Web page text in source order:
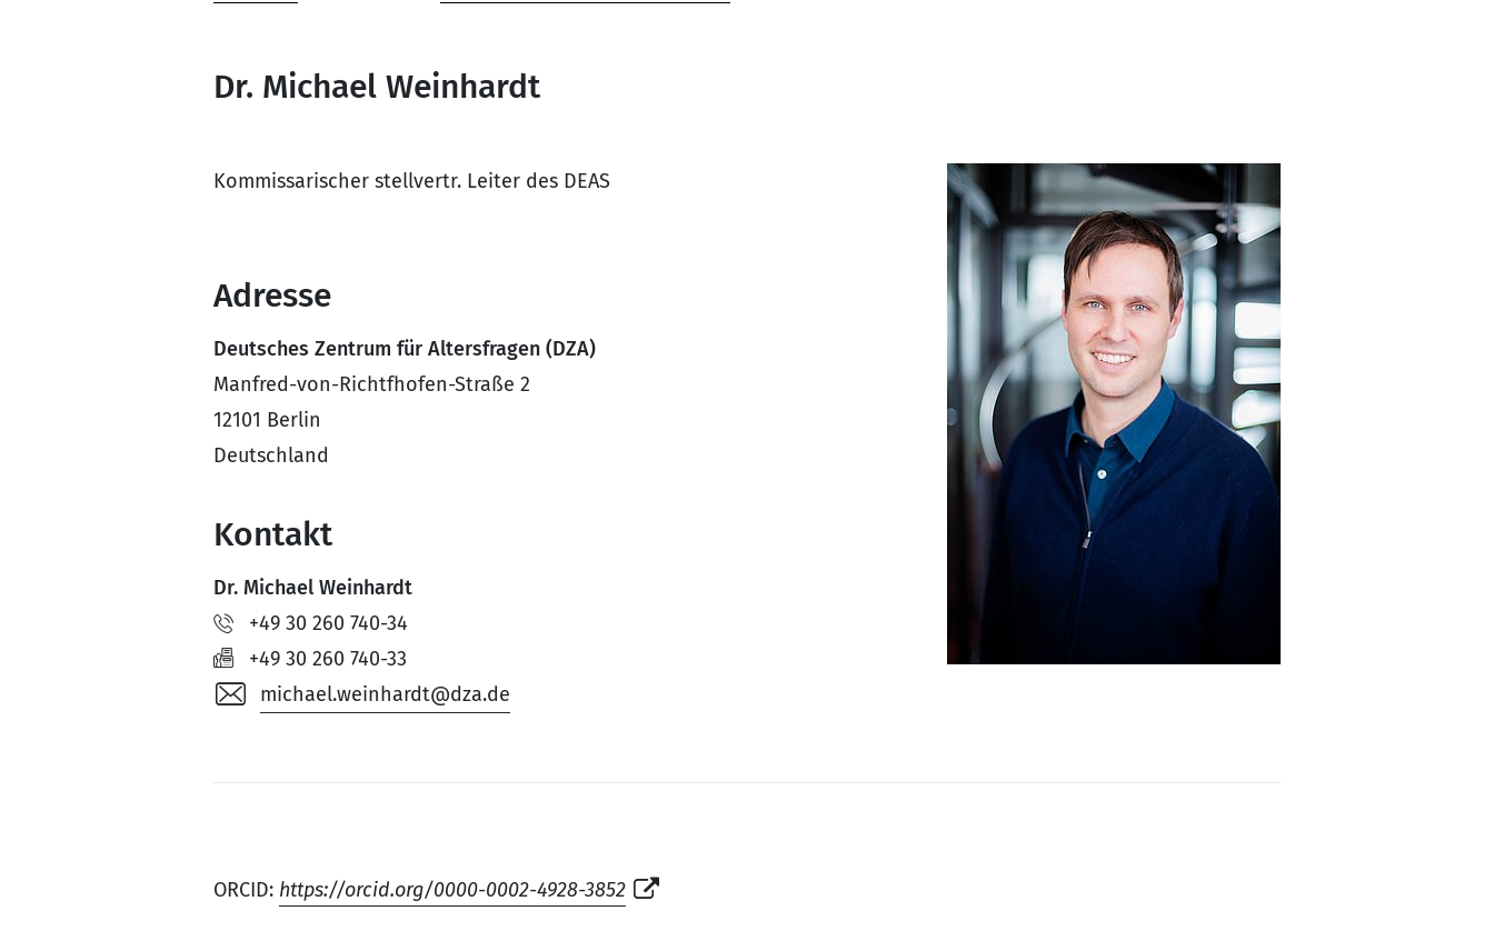
Dr. Michael Weinhardt
Kommissarischer stellvertr. Leiter des DEAS
Adresse
Deutsches Zentrum für Altersfragen (DZA)
Manfred-von-Richtfhofen-Straße 2
12101 Berlin
Deutschland
Kontakt
Dr. Michael Weinhardt
+49 30 260 740-34
+49 30 260 740-33
michael.weinhardt@dza.de
ORCID: https://orcid.org/0000-0002-4928-3852